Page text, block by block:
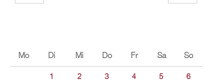
Mo Di Mi Do Fr Sa So
1 2 3 4 5 6